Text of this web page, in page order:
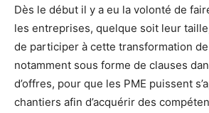
Dès le début il y a eu la volonté de
les entreprises, quelque soit leur
de participer à cette transformation
notamment sous forme de clauses
d’offres, pour que les PME puissent
chantiers afin d’acquérir des